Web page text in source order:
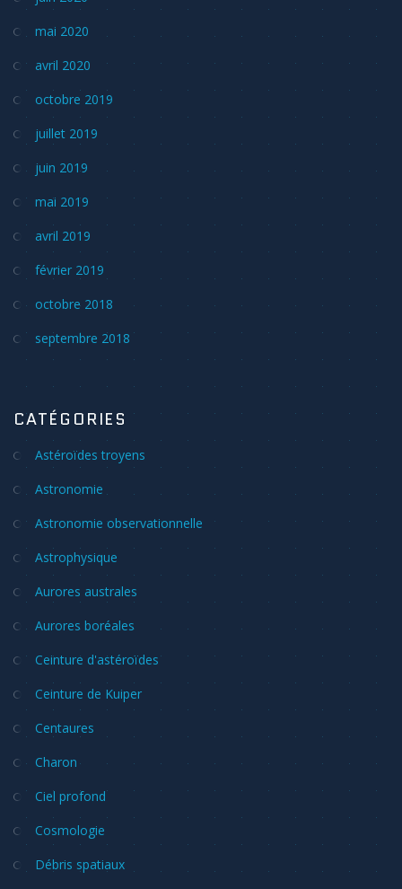
mai 2020
avril 2020
octobre 2019
juillet 2019
juin 2019
mai 2019
avril 2019
février 2019
octobre 2018
septembre 2018
CATÉGORIES
Astéroïdes troyens
Astronomie
Astronomie observationnelle
Astrophysique
Aurores australes
Aurores boréales
Ceinture d'astéroïdes
Ceinture de Kuiper
Centaures
Charon
Ciel profond
Cosmologie
Débris spatiaux